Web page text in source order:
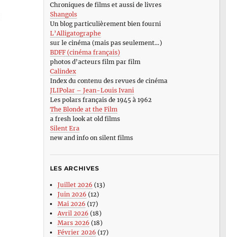
Chroniques de films et aussi de livres
Shangols
Un blog particulièrement bien fourni
L’Alligatographe
sur le cinéma (mais pas seulement…)
BDFF (cinéma français)
photos d’acteurs film par film
Calindex
Index du contenu des revues de cinéma
JLIPolar – Jean-Louis Ivani
Les polars français de 1945 à 1962
The Blonde at the Film
a fresh look at old films
Silent Era
new and info on silent films
LES ARCHIVES
Juillet 2026 (13)
Juin 2026 (12)
Mai 2026 (17)
Avril 2026 (18)
Mars 2026 (18)
Février 2026 (17)